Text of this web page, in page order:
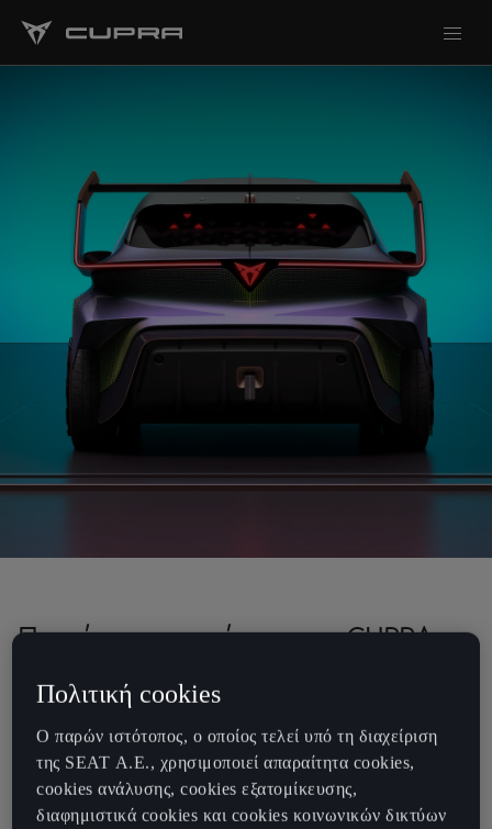
Παγκόσμια πρεμιέρα για το CUPRA
Η CUPRA ξεπερνά τα όρια με την ριζοσπαστική αντίληψη που
υιοθετεί για ένα υψηλών επιδόσεων ηλεκτρικό αυτοκίνητο πόλης.
To CUPRA UrbanRebel Concept, που πλέον ονομάζεται CUPRA
Raval συνδυάζει ηλεκτρισμό, βιωσιμότητα και επιδόσεις, με τη
Πολιτική cookies
Ο παρών ιστότοπος, ο οποίος τελεί υπό τη διαχείριση
της SEAT Α.Ε., χρησιμοποιεί απαραίτητα cookies,
cookies ανάλυσης, cookies εξατομίκευσης,
διαφημιστικά cookies και cookies κοινωνικών δικτύων